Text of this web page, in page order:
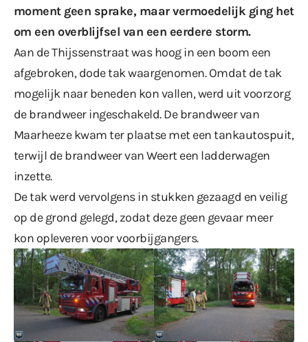
moment geen sprake, maar vermoedelijk ging het
om een overblijfsel van een eerdere storm.
Aan de Thijssenstraat was hoog in een boom een
afgebroken, dode tak waargenomen. Omdat de tak
mogelijk naar beneden kon vallen, werd uit voorzorg
de brandweer ingeschakeld. De brandweer van
Maarheeze kwam ter plaatse met een tankautospuit,
terwijl de brandweer van Weert een ladderwagen
inzette.
De tak werd vervolgens in stukken gezaagd en veilig
op de grond gelegd, zodat deze geen gevaar meer
kon opleveren voor voorbijgangers.